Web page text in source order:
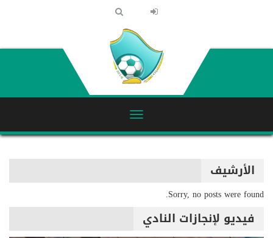
الأرشيف
Sorry, no posts were found.
فيديو لإنجازات النادي